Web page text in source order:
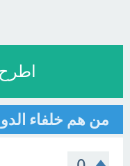
من هم خلفاء